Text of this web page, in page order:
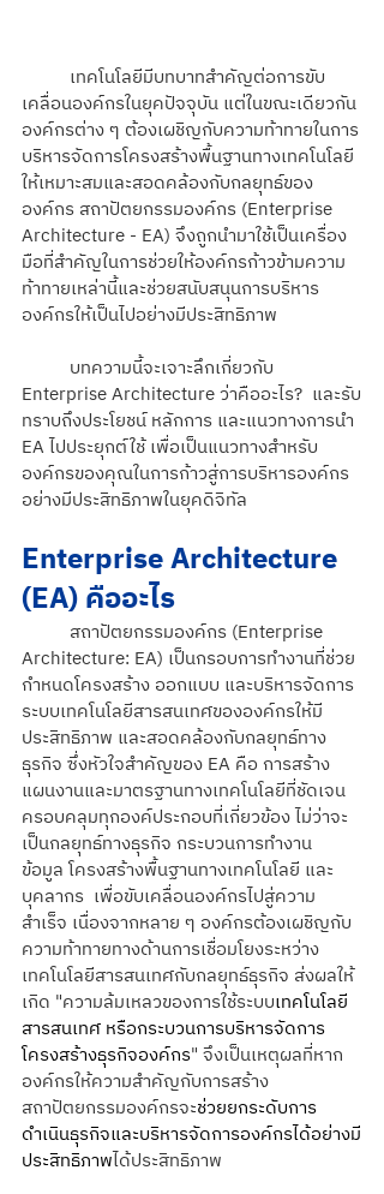
เคลื่อนองค์กรในยุคปัจจุบัน แต่ในขณะเดียวกัน
องค์กรต่าง ๆ ต้องเผชิญกับความท้าทายในการ
บริหารจัดการโครงสร้างพื้นฐานทางเทคโนโลยี
ให้เหมาะสมและสอดคล้องกับกลยุทธ์ของ
องค์กร สถาปัตยกรรมองค์กร (Enterprise
Architecture - EA) จึงถูกนำมาใช้เป็นเครื่อง
มือที่สำคัญในการช่วยให้องค์กรก้าวข้ามความ
ท้าทายเหล่านี้และช่วยสนับสนุนการบริหาร
องค์กรให้เป็นไปอย่างมีประสิทธิภาพ
Enterprise Architecture ว่าคืออะไร?  และรับ
ทราบถึงประโยชน์ หลักการ และแนวทางการนำ
EA ไปประยุกต์ใช้ เพื่อเป็นแนวทางสำหรับ
องค์กรของคุณในการก้าวสู่การบริหารองค์กร
อย่างมีประสิทธิภาพในยุคดิจิทัล
Enterprise Architecture
(EA) คืออะไร
สถาปัตยกรรมองค์กร (Enterprise
Architecture: EA) เป็นกรอบการทำงานที่ช่วย
กำหนดโครงสร้าง ออกแบบ และบริหารจัดการ
ระบบเทคโนโลยีสารสนเทศขององค์กรให้มี
ประสิทธิภาพ และสอดคล้องกับกลยุทธ์ทาง
ธุรกิจ ซึ่งหัวใจสำคัญของ EA คือ การสร้าง
แผนงานและมาตรฐานทางเทคโนโลยีที่ชัดเจน
ครอบคลุมทุกองค์ประกอบที่เกี่ยวข้อง ไม่ว่าจะ
เป็นกลยุทธ์ทางธุรกิจ กระบวนการทำงาน
ข้อมูล โครงสร้างพื้นฐานทางเทคโนโลยี และ
บุคลากร  เพื่อขับเคลื่อนองค์กรไปสู่ความ
สำเร็จ เนื่องจากหลาย ๆ องค์กรต้องเผชิญกับ
ความท้าทายทางด้านการเชื่อมโยงระหว่าง
เทคโนโลยีสารสนเทศกับกลยุทธ์ธุรกิจ ส่งผลให้
เกิด "ความล้มเหลวของการใช้ระบบเทคโนโลยี
สารสนเทศ หรือกระบวนการบริหารจัดการ
โครงสร้างธุรกิจองค์กร" จึงเป็นเหตุผลที่หาก
องค์กรให้ความสำคัญกับการสร้าง
สถาปัตยกรรมองค์กรจะช่วยยกระดับการ
ดำเนินธุรกิจและบริหารจัดการองค์กรได้อย่างมี
ประสิทธิภาพได้ประสิทธิภาพ